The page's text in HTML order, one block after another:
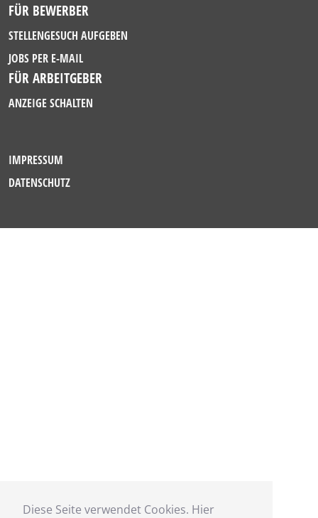
Diese Seite verwendet Cookies. Hier
FÜR BEWERBER
STELLENGESUCH AUFGEBEN
JOBS PER E-MAIL
FÜR ARBEITGEBER
ANZEIGE SCHALTEN
IMPRESSUM
DATENSCHUTZ